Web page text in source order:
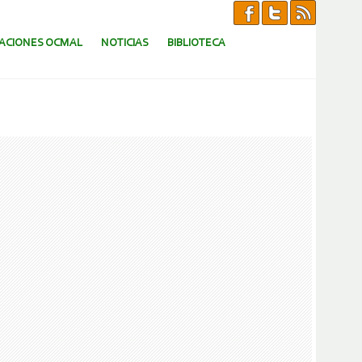
OCMAL NOTICIAS BIBLIOTECA